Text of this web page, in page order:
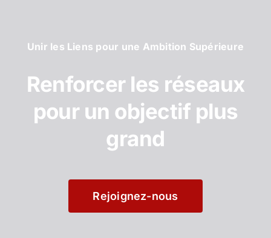
Unir les Liens pour une Ambition Supérieure
Renforcer les réseaux
pour un objectif plus
grand
Rejoignez-nous